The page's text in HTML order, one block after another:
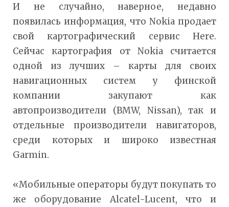
И не случайно, наверное, недавно
появилась информация, что Nokia продает
свой картографический сервис Here.
Сейчас картография от Nokia считается
одной из лучших – карты для своих
навигационных систем у финской
компании закупают как
автопроизводители (BMW, Nissan), так и
отдельные производители навигаторов,
среди которых и широко известная
Garmin.
«Мобильные операторы будут покупать то
же оборудование Alcatel-Lucent, что и